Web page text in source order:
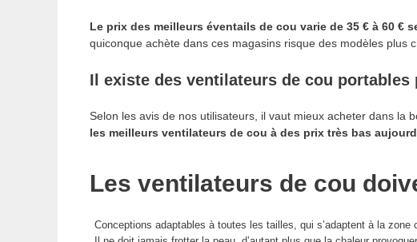
Le prix des meilleurs éventails de cou varie de 35 € à 60 €
quiconque achète dans ces magasins risque des modèles plus
Il existe des ventilateurs de cou
Selon les avis de nos utilisateurs, il vaut mieux acheter dans la
les meilleurs ventilateurs de cou à des prix très bas
Les ventilateurs de cou
Conceptions adaptables à toutes les tailles, qui s’adaptent à la zone